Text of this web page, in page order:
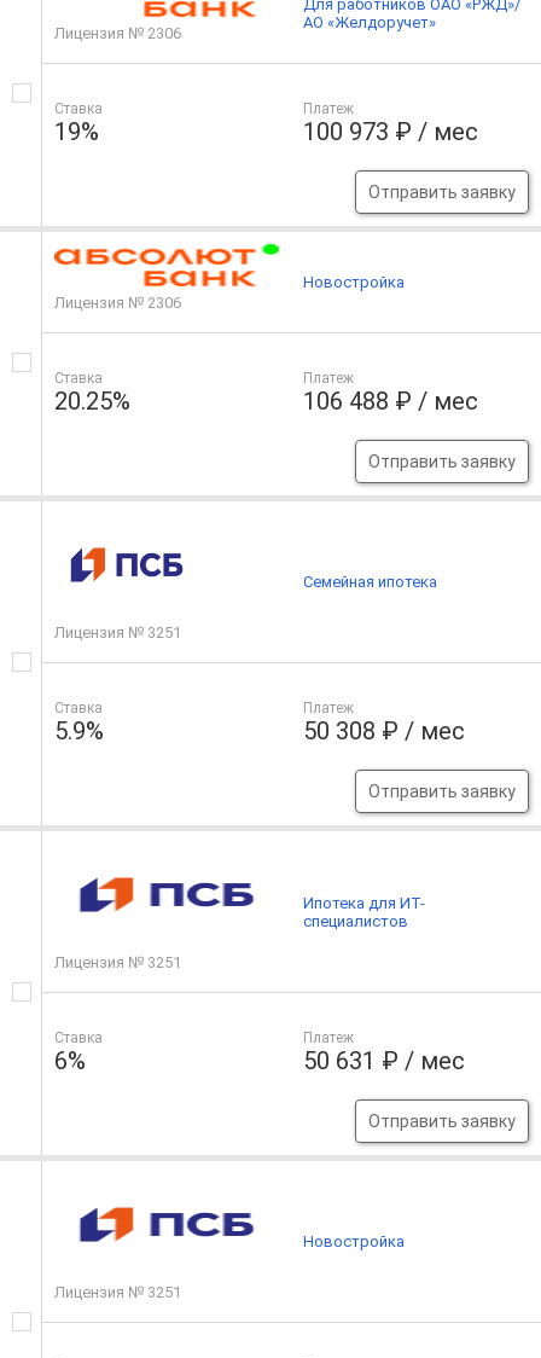
Лицензия № 2306
Ставка
19%
Платеж
100 973 ₽ / мес
Отправить заявку
Для работников ОАО «РЖД»/
АО «Желдоручет»
Лицензия № 2306
Ставка
20.25%
Платеж
106 488 ₽ / мес
Отправить заявку
Новостройка
Лицензия № 3251
Ставка
5.9%
Платеж
50 308 ₽ / мес
Отправить заявку
Семейная ипотека
Лицензия № 3251
Ставка
6%
Платеж
50 631 ₽ / мес
Отправить заявку
Ипотека для ИТ-
специалистов
Лицензия № 3251
Новостройка